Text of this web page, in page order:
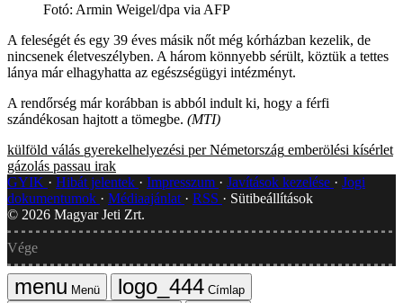
Fotó: Armin Weigel/dpa via AFP
A feleségét és egy 39 éves másik nőt még kórházban kezelik, de
nincsenek életveszélyben. A három könnyebb sérült, köztük a tettes
lánya már elhagyhatta az egészségügyi intézményt.
A rendőrség már korábban is abból indult ki, hogy a férfi
szándékosan hajtott a tömegbe. (MTI)
külföld válás gyerekelhelyezési per Németország emberölési kísérlet
gázolás passau irak
GYIK
Hibát jelentek Impresszum Javítások kezelése
Jogi
dokumentumok
Médiaajánlat RSS
Sütibeállítások
© 2026 Magyar Jeti Zrt.
Vége
Menü
Címlap